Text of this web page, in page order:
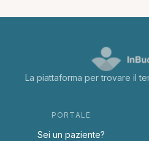
La piattaforma per trovare il
PORTALE
Sei un paziente?